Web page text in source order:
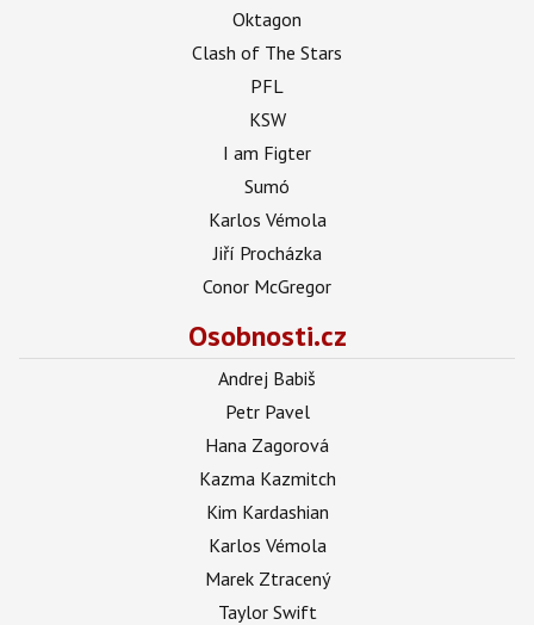
Oktagon
Clash of The Stars
PFL
KSW
I am Figter
Sumó
Karlos Vémola
Jiří Procházka
Conor McGregor
Osobnosti.cz
Andrej Babiš
Petr Pavel
Hana Zagorová
Kazma Kazmitch
Kim Kardashian
Karlos Vémola
Marek Ztracený
Taylor Swift